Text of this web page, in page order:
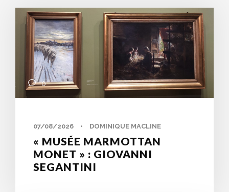
0
07/08/2026 • DOMINIQUE MACLINE
« MUSÉE MARMOTTAN
MONET » : GIOVANNI
SEGANTINI